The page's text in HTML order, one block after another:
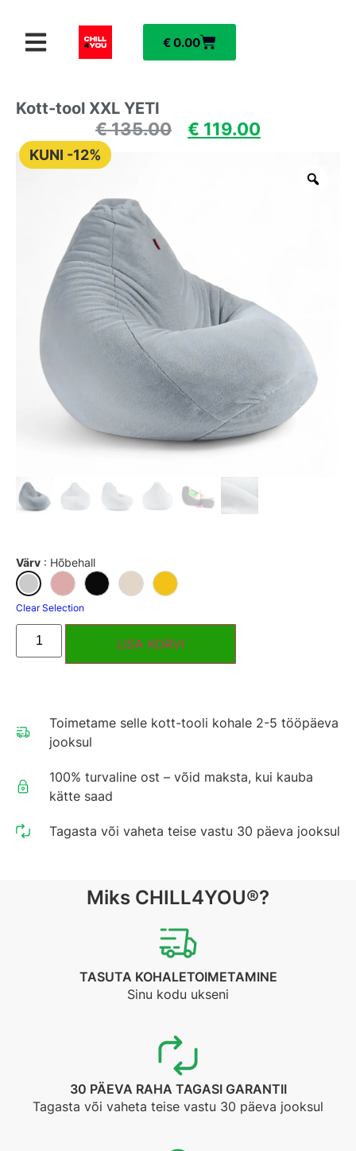
€0.00
Kott-tool XXL YETI
€135.00 € 119.00
KUNI -12%
Värv : Hõbehall
Clear Selection
LISA KORVI
Toimetame selle kott-tooli kohale 2-5 tööpäeva
jooksul
100% turvaline ost – võid maksta, kui kauba
kätte saad
Tagasta või vaheta teise vastu 30 päeva jooksul
Miks CHILL4YOU®?
TASUTA KOHALETOIMETAMINE
Sinu kodu ukseni
30 PÄEVA RAHA TAGASI GARANTII
Tagasta või vaheta teise vastu 30 päeva jooksul